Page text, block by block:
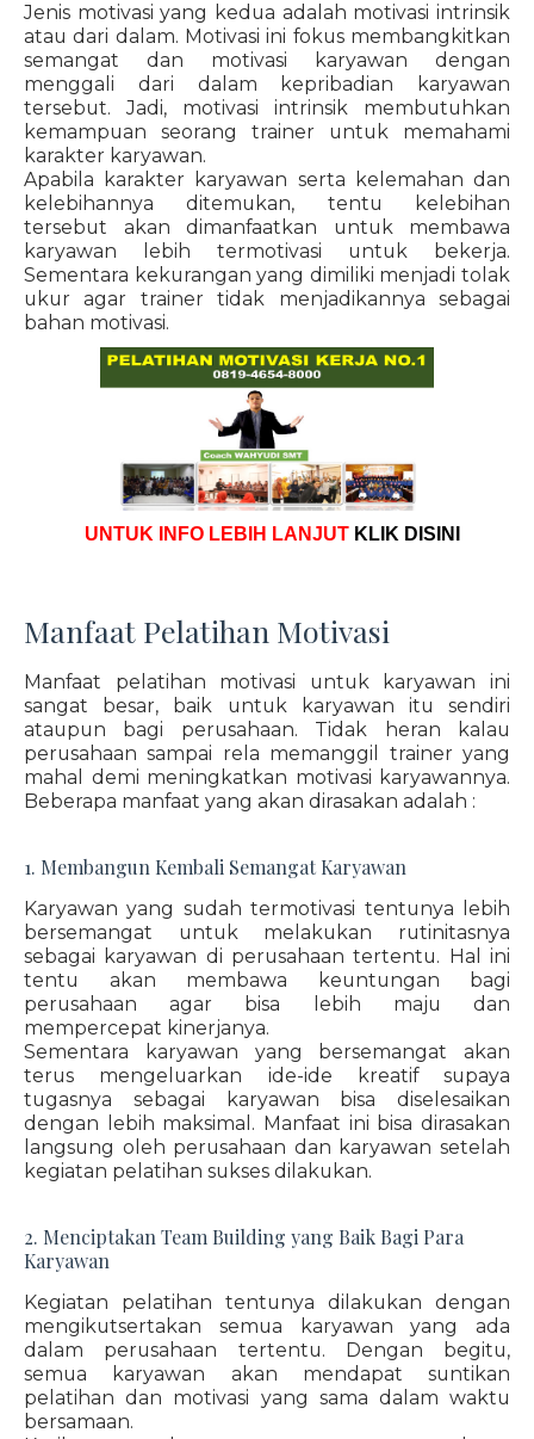
Jenis motivasi yang kedua adalah motivasi intrinsik
atau dari dalam. Motivasi ini fokus membangkitkan
semangat dan motivasi karyawan dengan
menggali dari dalam kepribadian karyawan
tersebut. Jadi, motivasi intrinsik membutuhkan
kemampuan seorang trainer untuk memahami
karakter karyawan.
Apabila karakter karyawan serta kelemahan dan
kelebihannya ditemukan, tentu kelebihan
tersebut akan dimanfaatkan untuk membawa
karyawan lebih termotivasi untuk bekerja.
Sementara kekurangan yang dimiliki menjadi tolak
ukur agar trainer tidak menjadikannya sebagai
bahan motivasi.
UNTUK INFO LEBIH LANJUT KLIK DISINI
Manfaat Pelatihan Motivasi
Manfaat pelatihan motivasi untuk karyawan ini
sangat besar, baik untuk karyawan itu sendiri
ataupun bagi perusahaan. Tidak heran kalau
perusahaan sampai rela memanggil trainer yang
mahal demi meningkatkan motivasi karyawannya.
Beberapa manfaat yang akan dirasakan adalah :
1. Membangun Kembali Semangat Karyawan
Karyawan yang sudah termotivasi tentunya lebih
bersemangat untuk melakukan rutinitasnya
sebagai karyawan di perusahaan tertentu. Hal ini
tentu akan membawa keuntungan bagi
perusahaan agar bisa lebih maju dan
mempercepat kinerjanya.
Sementara karyawan yang bersemangat akan
terus mengeluarkan ide-ide kreatif supaya
tugasnya sebagai karyawan bisa diselesaikan
dengan lebih maksimal. Manfaat ini bisa dirasakan
langsung oleh perusahaan dan karyawan setelah
kegiatan pelatihan sukses dilakukan.
2. Menciptakan Team Building yang Baik Bagi Para
Karyawan
Kegiatan pelatihan tentunya dilakukan dengan
mengikutsertakan semua karyawan yang ada
dalam perusahaan tertentu. Dengan begitu,
semua karyawan akan mendapat suntikan
pelatihan dan motivasi yang sama dalam waktu
bersamaan.